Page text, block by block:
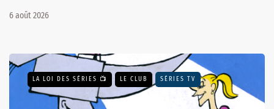
6 août 2026
LA LOI DES SÉRIES 📺 LE CLUB SÉRIES TV